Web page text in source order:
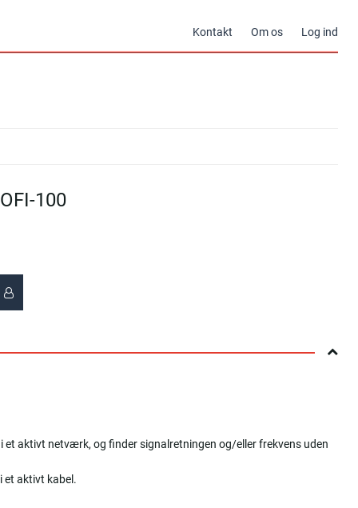
Kontakt Om os Log ind
100
et aktivt netværk, og finder signalretningen og/eller frekvens uden
et aktivt kabel.